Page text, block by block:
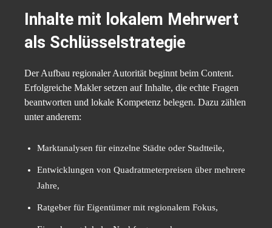
Inhalte mit lokalem Mehrwert
als Schlüsselstrategie
Der Aufbau regionaler Autorität beginnt beim Content.
Erfolgreiche Makler setzen auf Inhalte, die echte Fragen
beantworten und lokale Kompetenz belegen. Dazu zählen
unter anderem:
Marktanalysen für einzelne Städte oder Stadtteile,
Entwicklungen von Quadratmeterpreisen über mehrere
Jahre,
Ratgeber für Eigentümer mit regionalem Fokus,